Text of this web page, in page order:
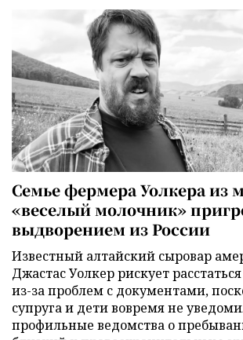
Семье фермера Уолкера из
«веселый молочник»
выдворением из России
Известный алтайский сыровар
Джастас Уолкер рискует
из-за проблем с документами,
супруга и дети вовремя не
профильные ведомства о